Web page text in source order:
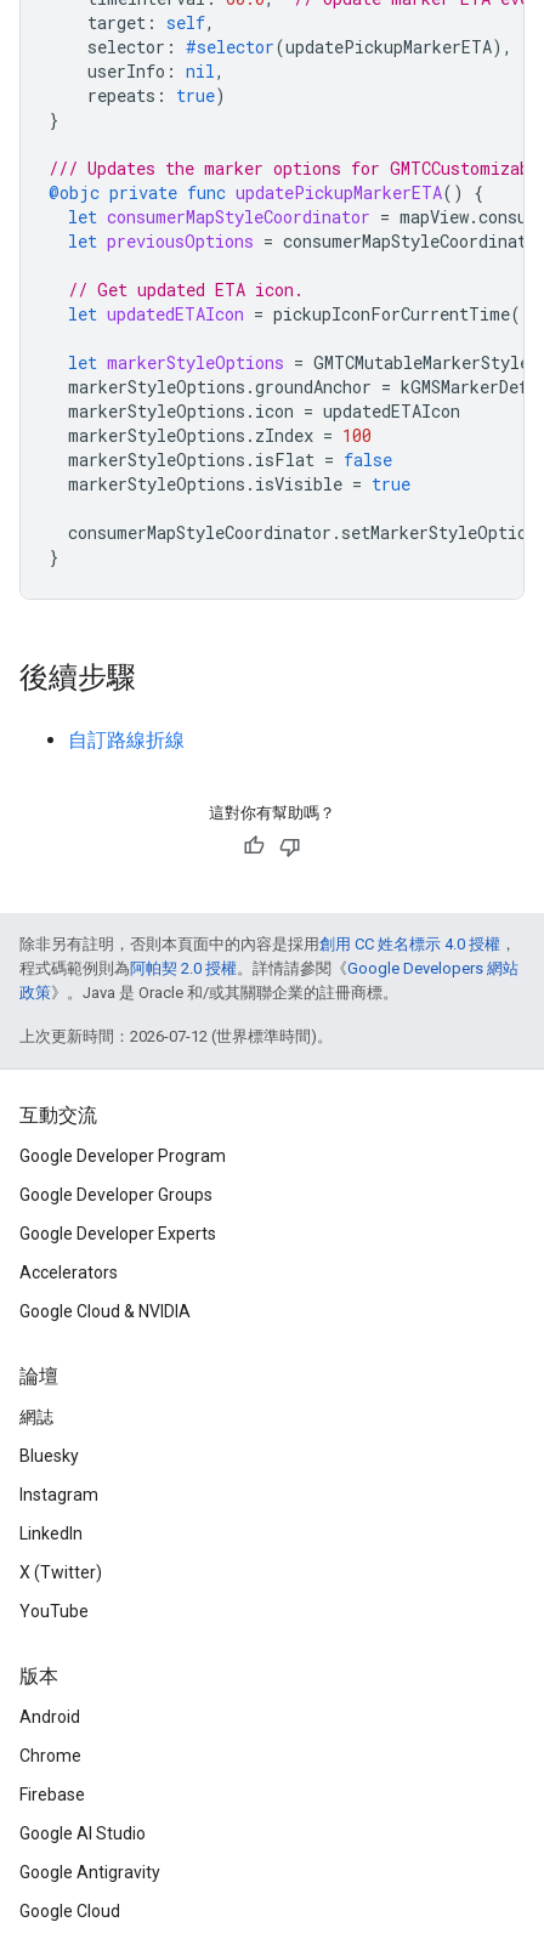
target : self,
selector : #selector(updatePickupMarkerETA),
userInfo : nil,
repeats : true)
}
/// Updates the marker options for
@objc private func updatePickupMarkerETA()
{
let consumerMapStyleCoordinator = mapView.
let previousOptions =
// Get updated ETA icon.
let updatedETAIcon = pickupIconForCurrentTime()
let markerStyleOptions =
markerStyleOptions .groundAnchor =
markerStyleOptions . icon = updatedETAIcon
markerStyleOptions . zIndex = 100
markerStyleOptions . isFlat = false
markerStyleOptions . isVisible = true
consumerMapStyleCoordinator .
}
後續步驟
自訂路線折線
這對你有幫助嗎？
除非另有註明，否則本頁面中的內容是採用創用 CC 姓名標示 4.0 授權 ，
程式碼範例則為阿帕契 2.0 授權。詳情請參閱《Google Developers 網站
政策》。Java 是 Oracle 和/或其關聯企業的註冊商標。
上次更新時間：2026-07-12 (世界標準時間)。
互動交流
Google Developer Program
Google Developer Groups
Google Developer Experts
Accelerators
Google Cloud & NVIDIA
論壇
網誌
Bluesky
Instagram
LinkedIn
X (Twitter)
YouTube
版本
Android
Chrome
Firebase
Google AI Studio
Google Antigravity
Google Cloud